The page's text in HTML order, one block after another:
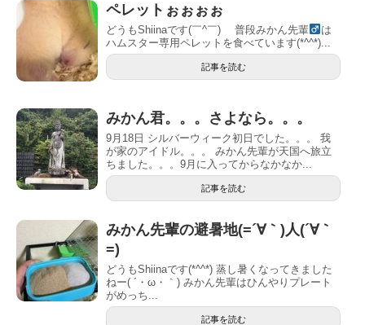
ペレットぉぉぉぉ︎
どうもShiinaです(￣^￣)ゞ 普段みかん先輩
は
ハムスター専用ペレットを食べています(*^^*)...
記事を読む
みかん君。。。さよなら。。。
9月18日 シルバーウィーク初日でした。。。 我
が家のアイドル。。。 みかん先輩が天国へ旅立
ちました。。。9月に入ってからなかなか...
記事を読む
みかん先輩の避暑地(=´∀｀)人(´∀｀
=)
どうもShiinaです(*^^*) 蒸し暑くなってきました
ねー( ´・ω・｀) みかん先輩はひんやりプレート
がめっち...
記事を読む